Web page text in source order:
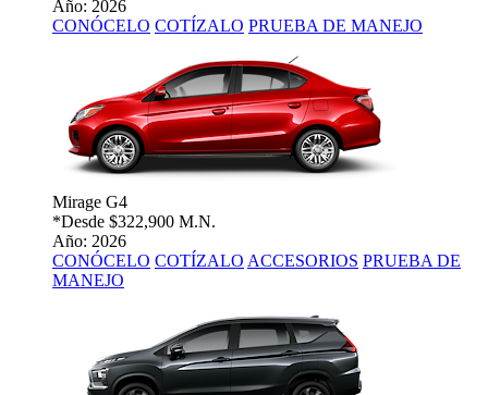
Año: 2026
CONÓCELO COTÍZALO PRUEBA DE MANEJO
Mirage G4
*Desde $322,900 M.N.
Año: 2026
CONÓCELO COTÍZALO ACCESORIOS PRUEBA DE
MANEJO